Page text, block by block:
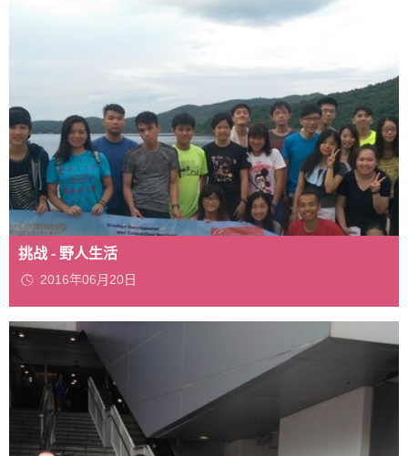
挑战 - 野人生活
2016年06月20日